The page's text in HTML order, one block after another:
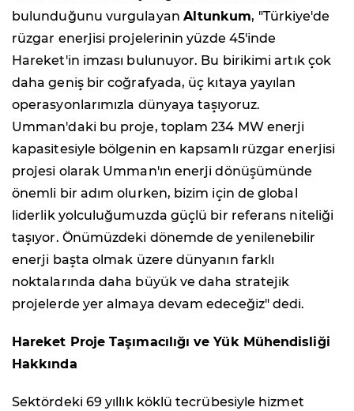
bulunduğunu vurgulayan Altunkum, "Türkiye'de
rüzgar enerjisi projelerinin yüzde 45'inde
Hareket'in imzası bulunuyor. Bu birikimi artık çok
daha geniş bir coğrafyada, üç kıtaya yayılan
operasyonlarımızla dünyaya taşıyoruz.
Umman'daki bu proje, toplam 234 MW enerji
kapasitesiyle bölgenin en kapsamlı rüzgar enerjisi
projesi olarak Umman'ın enerji dönüşümünde
önemli bir adım olurken, bizim için de global
liderlik yolculuğumuzda güçlü bir referans niteliği
taşıyor. Önümüzdeki dönemde de yenilenebilir
enerji başta olmak üzere dünyanın farklı
noktalarında daha büyük ve daha stratejik
projelerde yer almaya devam edeceğiz" dedi.
Hareket Proje Taşımacılığı ve Yük Mühendisliği
Hakkında
Sektördeki 69 yıllık köklü tecrübesiyle hizmet